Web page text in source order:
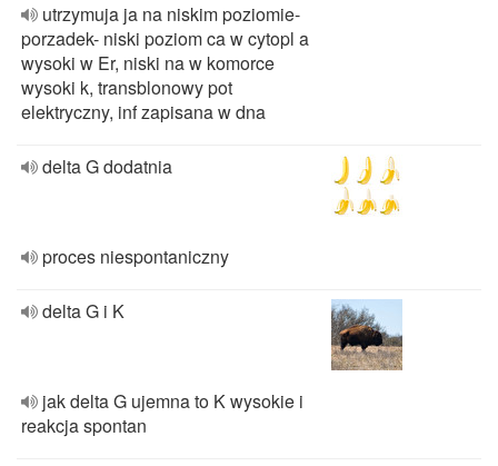
utrzymuja ja na niskim poziomie-
porzadek- niski poziom ca w cytopl a
wysoki w Er, niski na w komorce
wysoki k, transblonowy pot
elektryczny, inf zapisana w dna
delta G dodatnia
proces niespontaniczny
delta G i K
jak delta G ujemna to K wysokie i
reakcja spontan